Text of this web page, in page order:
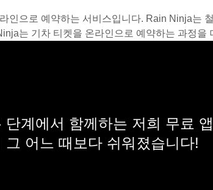
인으로 예약하는 서비스입니다. Rain Ninja는
는 기차 티켓을 온라인으로 예약하는 과정을
단계에서 함께하는 저희 무료
그 어느 때보다 쉬워졌습니다!